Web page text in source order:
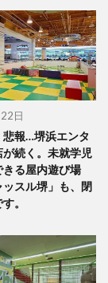
日
悲報…堺浜エンタ
が続く。未就学児
きる屋内遊び場
ッスル堺」も、閉
。